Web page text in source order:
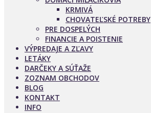
KRMIVÁ
CHOVATEĽSKÉ POTREBY
PRE DOSPELÝCH
FINANCIE A POISTENIE
VÝPREDAJE A ZĽAVY
LETÁKY
DARČEKY A SÚŤAŽE
ZOZNAM OBCHODOV
BLOG
KONTAKT
INFO